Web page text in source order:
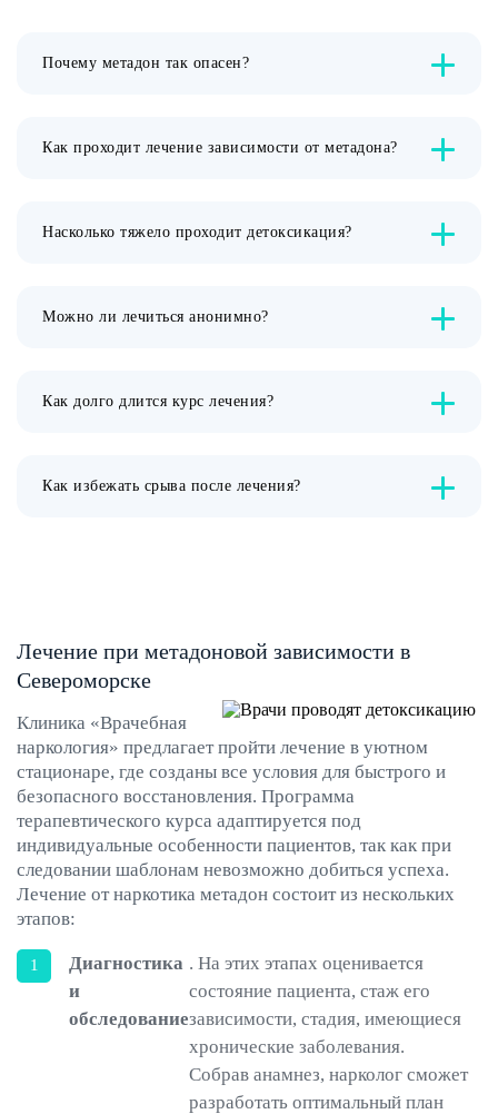
Почему метадон так опасен?
Как проходит лечение зависимости от метадона?
Насколько тяжело проходит детоксикация?
Можно ли лечиться анонимно?
Как долго длится курс лечения?
Как избежать срыва после лечения?
Лечение при метадоновой зависимости в
Североморске
Клиника «Врачебная
наркология» предлагает пройти лечение в уютном
стационаре, где созданы все условия для быстрого и
безопасного восстановления. Программа
терапевтического курса адаптируется под
индивидуальные особенности пациентов, так как при
следовании шаблонам невозможно добиться успеха.
Лечение от наркотика метадон состоит из нескольких
этапов:
Диагностика
и
обследование
. На этих этапах оценивается
состояние пациента, стаж его
зависимости, стадия, имеющиеся
хронические заболевания.
Собрав анамнез, нарколог сможет
разработать оптимальный план